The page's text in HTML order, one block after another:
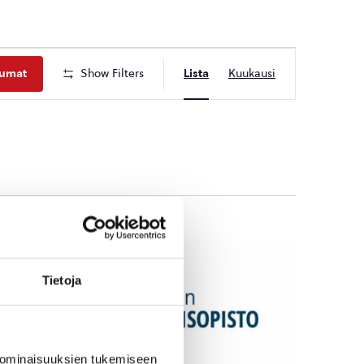
Tietoja
tukemiseen
Show Filters
Views
Navigation
Lista Kuukausi